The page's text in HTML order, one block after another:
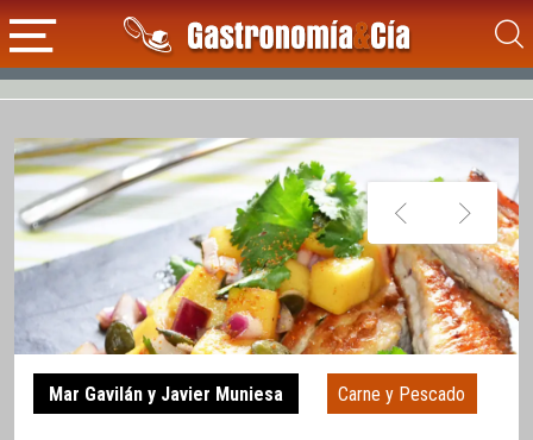
Mar Gavilán y Javier Muniesa Carne y Pescado